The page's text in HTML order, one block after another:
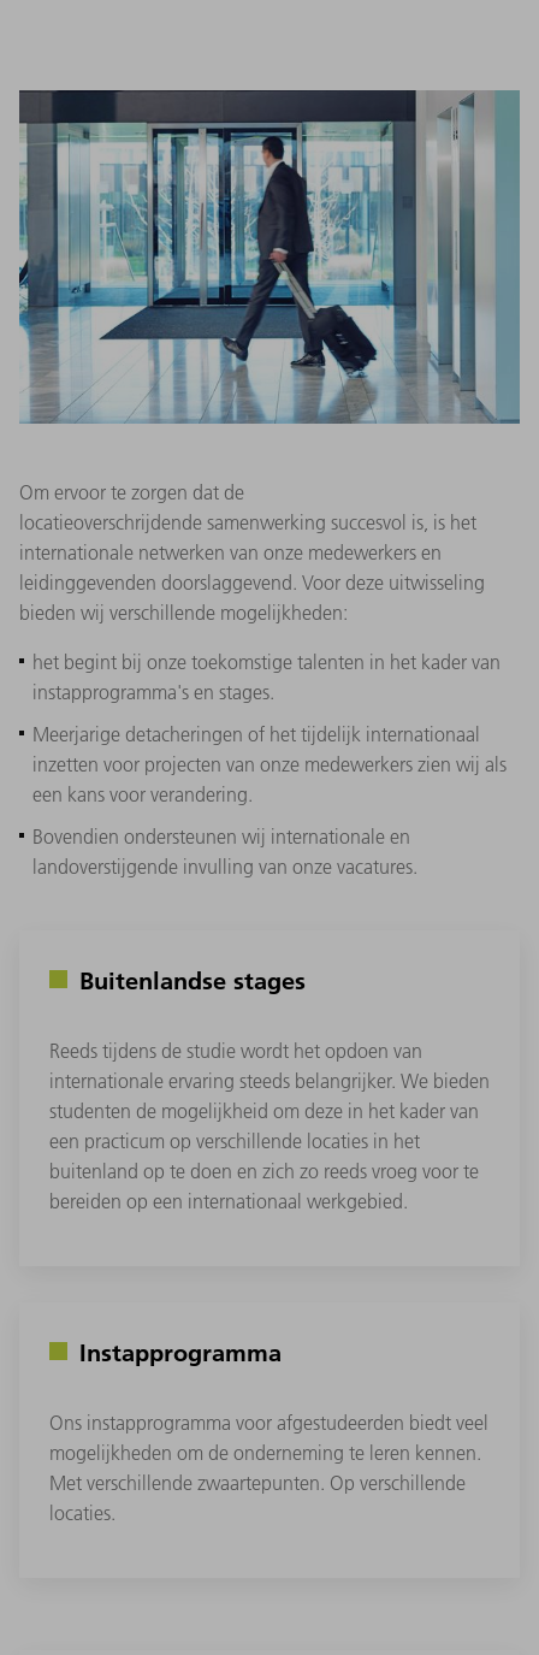
Om ervoor te zorgen dat de
locatieoverschrijdende samenwerking succesvol is, is het
internationale netwerken van onze medewerkers en
leidinggevenden doorslaggevend. Voor deze uitwisseling
bieden wij verschillende mogelijkheden:
het begint bij onze toekomstige talenten in het kader van
instapprogramma's en stages.
Meerjarige detacheringen of het tijdelijk internationaal
inzetten voor projecten van onze medewerkers zien wij als
een kans voor verandering.
Bovendien ondersteunen wij internationale en
landoverstijgende invulling van onze vacatures.
Buitenlandse stages
Reeds tijdens de studie wordt het opdoen van
internationale ervaring steeds belangrijker. We bieden
studenten de mogelijkheid om deze in het kader van
een practicum op verschillende locaties in het
buitenland op te doen en zich zo reeds vroeg voor te
bereiden op een internationaal werkgebied.
Instapprogramma
Ons instapprogramma voor afgestudeerden biedt veel
mogelijkheden om de onderneming te leren kennen.
Met verschillende zwaartepunten. Op verschillende
locaties.